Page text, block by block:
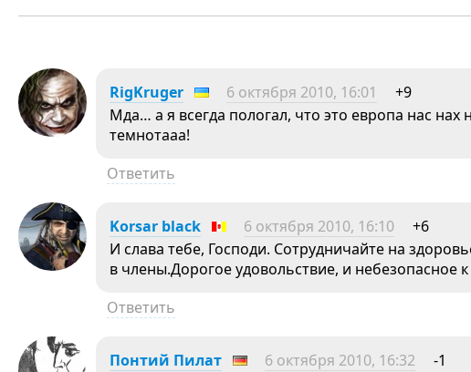
RigKruger 6 октября 2010, 16:01
+9
Мда… а я всегда пологал, что это европа нас нах
темнотааа!
Ответить
Korsar black 6 октября 2010, 16:10
+6
И слава тебе, Господи. Сотрудничайте на
в члены.Дорогое удовольствие, и небезопасное
Ответить
Понтий Пилат 6 октября 2010, 16:32
-1